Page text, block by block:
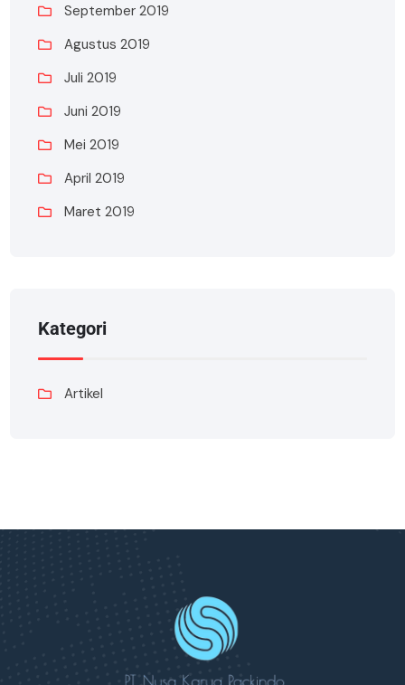
September 2019
Agustus 2019
Juli 2019
Juni 2019
Mei 2019
April 2019
Maret 2019
Kategori
Artikel